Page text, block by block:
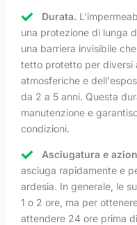
Durata.
una protezione di lunga
una barriera invisibile
tetto protetto per diversi
atmosferiche e
da 2 a 5 anni. Questa
manutenzione e
condizioni.
Asciugatura e
asciuga rapidamente e
ardesia. In generale, le
1 o 2 ore, ma per
attendere 24 ore prima